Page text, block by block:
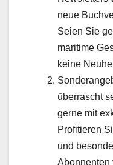
neue
Seien Sie
maritime
keine
überrascht
gerne mit
Profitieren
und
Abonnenten